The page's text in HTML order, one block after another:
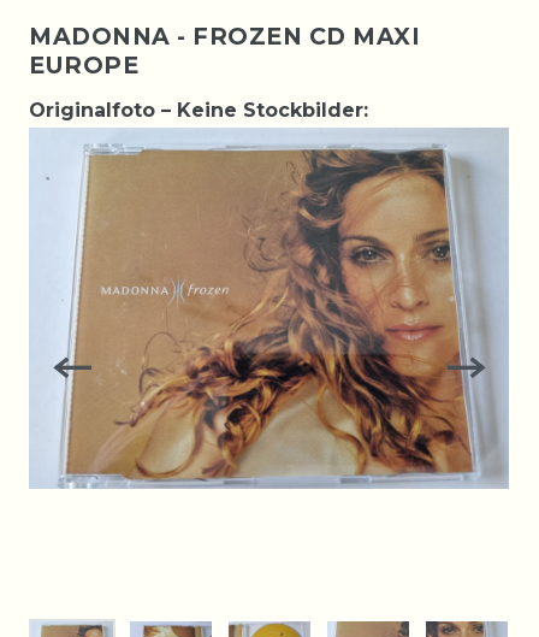
MADONNA - FROZEN CD MAXI
EUROPE
Originalfoto – Keine Stockbilder: